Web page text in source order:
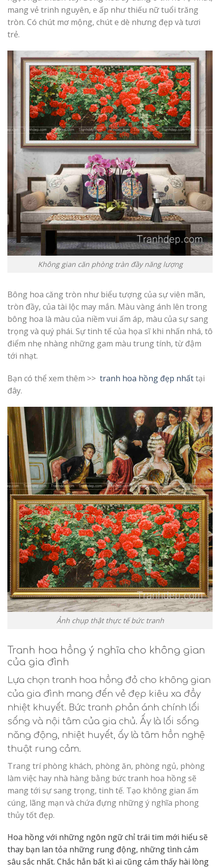
mang vẻ trinh nguyên, e ấp như thiếu nữ tuổi trăng
tròn. Có chút mơ mộng, chút e dè nhưng đẹp và tươi
trẻ.
Không gian căn phòng tràn đầy năng lượng
Bông hoa căng tròn như biểu tượng của sự viên mãn,
tròn đầy, của tài lộc may mắn. Màu vàng ánh lên trong
bông hoa là màu của niềm vui ấm áp, màu của sự sang
trọng và quý phái. Sự tinh tế của họa sĩ khi nhấn nhá, tô
điểm nhẹ nhàng những gam màu trung tính, từ đậm
tới nhạt.
Bạn có thể xem thêm >> tranh hoa hồng đẹp nhấttại
đây.
Ảnh chụp thật thực tế bức tranh
Tranh hoa hồng ý nghĩa cho không gian
của gia đình
Lựa chọn tranh hoa hồng đỏ cho không gian
của gia đình mang đến vẻ đẹp kiêu xa đầy
nhiệt khuyết. Bức tranh phản ánh chính lối
sống và nội tâm của gia chủ. Ấy là lối sống
năng động, nhiệt huyết, ấy là tâm hồn nghệ
thuật rung cảm.
Trang trí phòng khách, phòng ăn, phòng ngủ, phòng
làm việc hay nhà hàng bằng bức tranh hoa hồng sẽ
mang tới sự sang trọng, tinh tế. Tạo không gian ấm
cúng, lãng mạn và chứa đựng những ý nghĩa phong
thủy tốt đẹp.
Hoa hồng với những ngôn ngữ chỉ trái tim mới hiểu sẽ
thay bạn lan tỏa những rung động, những tình cảm
sâu sắc nhất. Chắc hẳn bất kì ai cũng cảm thấy hài lòng